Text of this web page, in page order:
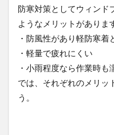
濡れ
い
防寒
対策
にウ
ドブ
防寒対策としてウィンド
ようなメリットがありま
・防風性があり軽防寒着
・軽量で疲れにくい
・小雨程度なら作業時も
では、それぞれのメリッ
う。